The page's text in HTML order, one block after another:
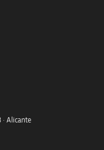
· Alicante